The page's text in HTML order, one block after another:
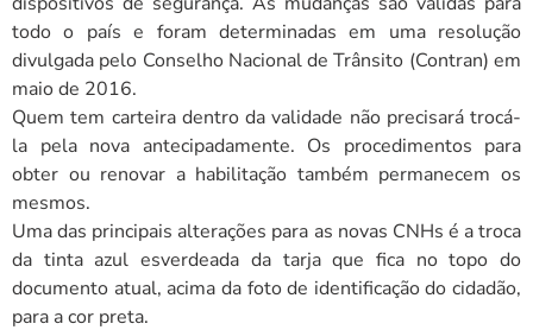
todo o país e foram determinadas em uma resolução
divulgada pelo Conselho Nacional de Trânsito (Contran) em
maio de 2016.
Quem tem carteira dentro da validade não precisará trocá-
la pela nova antecipadamente. Os procedimentos para
obter ou renovar a habilitação também permanecem os
mesmos.
Uma das principais alterações para as novas CNHs é a troca
da tinta azul esverdeada da tarja que fica no topo do
documento atual, acima da foto de identificação do cidadão,
para a cor preta.